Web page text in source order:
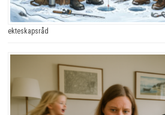
ekteskapsråd